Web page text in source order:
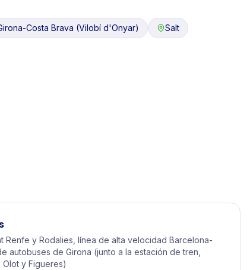
Costa Brava (Vilobí d'Onyar)
Salt
Renfe y Rodalies, línea de alta velocidad Barcelona-
autobuses de Girona (junto a la estación de tren,
y Figueres)